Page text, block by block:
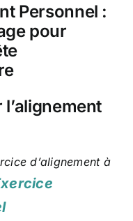
Personnel :
pour
d’alignement à